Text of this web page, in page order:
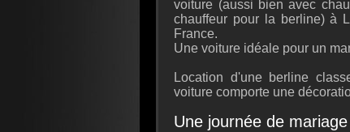
voiture (aussi bien avec
chauffeur pour la berline) à
France.
Une voiture idéale pour un
Location d'une berline
voiture comporte une
Une journée de